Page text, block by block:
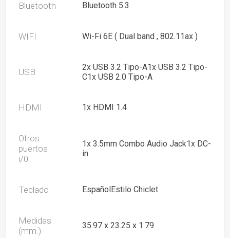
Bluetooth Bluetooth 5.3
WIFI Wi-Fi 6E ( Dual band , 802.11ax )
USB
2x USB 3.2 Tipo-A1x USB 3.2 Tipo-
C1x USB 2.0 Tipo-A
HDMI 1x HDMI 1.4
Otros
puertos
i/0
1x 3.5mm Combo Audio Jack1x DC-
in
Teclado EspañolEstilo Chiclet
Medidas
(mm.)
35.97 x 23.25 x 1.79